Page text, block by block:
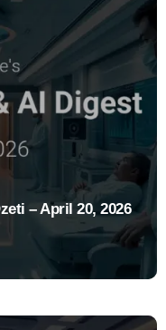
– April 20, 2026